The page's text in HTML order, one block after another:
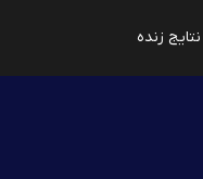
نتایج زنده